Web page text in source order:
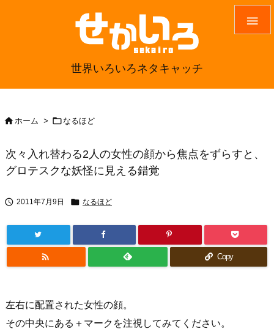
世界いろいろネタキャッチ

ホーム >  なるほど
次々入れ替わる2人の女性の顔から焦点をずらすと、
グロテスクな妖怪に見える錯覚
 2011年7月9日  なるほど
 Copy
左右に配置された女性の顔。
その中央にある＋マークを注視してみてください。